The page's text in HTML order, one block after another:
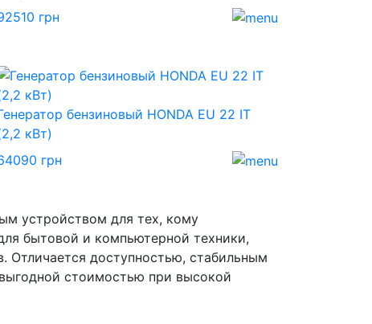
грн
бензиновый HONDA EU 22 IT
кВт)
грн
устройством для тех, кому
бытовой и компьютерной техники,
доступностью, стабильным
стоимостью при высокой